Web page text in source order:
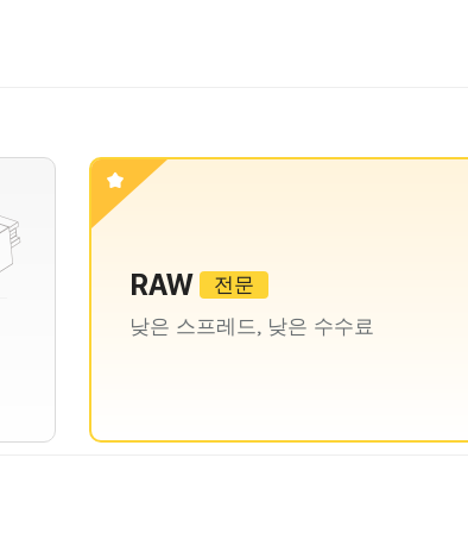
RAW
전문
낮은 스프레드, 낮은 수수료